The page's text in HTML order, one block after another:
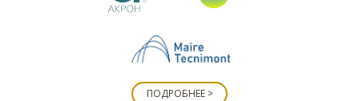
ПОДРОБНЕЕ >